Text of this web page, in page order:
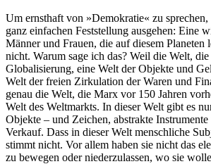
Um ernsthaft von »Demokratie« zu
ganz einfachen Feststellung ausgehen: Eine
Männer und Frauen, die auf diesem Planeten
nicht. Warum sage ich das? Weil die Welt,
Globalisierung, eine Welt der Objekte und
Welt der freien Zirkulation der Waren und
genau die Welt, die Marx vor 150 Jahren
Welt des Weltmarkts. In dieser Welt gibt es
Objekte – und Zeichen, abstrakte
Verkauf. Dass in dieser Welt menschliche
stimmt nicht. Vor allem haben sie nicht das
zu bewegen oder niederzulassen, wo sie